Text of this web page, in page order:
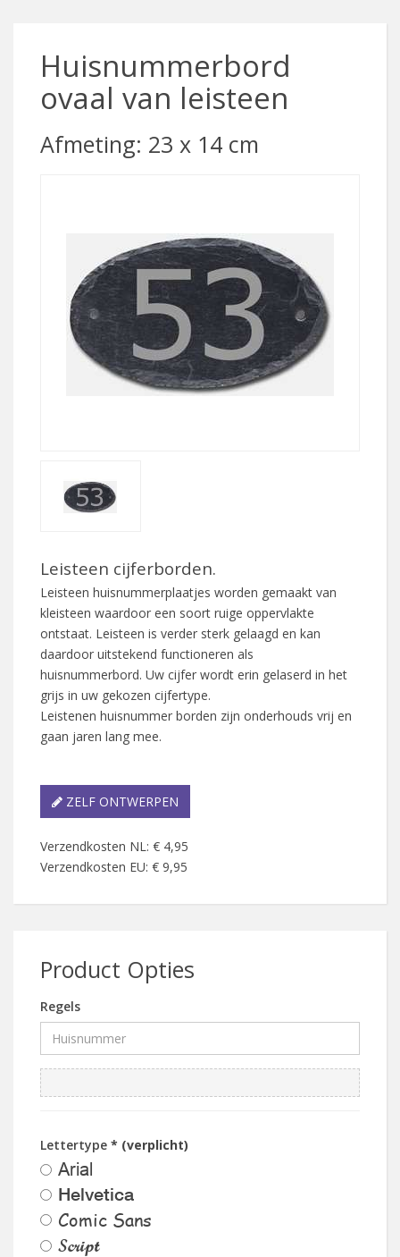
Huisnummerbord
ovaal van leisteen
Afmeting: 23 x 14 cm
Leisteen cijferborden.
Leisteen huisnummerplaatjes worden gemaakt van
kleisteen waardoor een soort ruige oppervlakte
ontstaat. Leisteen is verder sterk gelaagd en kan
daardoor uitstekend functioneren als
huisnummerbord. Uw cijfer wordt erin gelaserd in het
grijs in uw gekozen cijfertype.
Leistenen huisnummer borden zijn onderhouds vrij en
gaan jaren lang mee.
ZELF ONTWERPEN
Verzendkosten NL: € 4,95
Verzendkosten EU: € 9,95
Product Opties
Regels
Lettertype * (verplicht)
Arial
Helvetica
Comic Sans
Script